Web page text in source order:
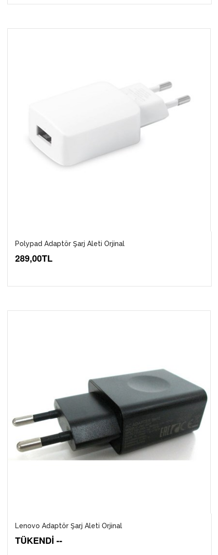
Polypad Adaptör Şarj Aleti Orjinal
289,00TL
Lenovo Adaptör Şarj Aleti Orjinal
TÜKENDİ --